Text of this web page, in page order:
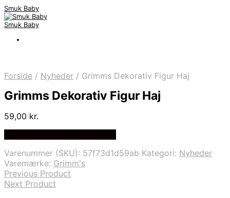
Smuk Baby
Smuk Baby
Forside / Nyheder / Grimms Dekorativ Figur Haj
Grimms Dekorativ Figur Haj
59,00 kr.
Varenummer (SKU): 57f73d1d59ab Kategori: Nyheder
Varemærke: Grimm's
Previous Product
Next Product